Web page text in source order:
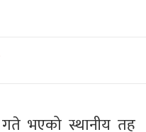
भएको स्थानीय तह